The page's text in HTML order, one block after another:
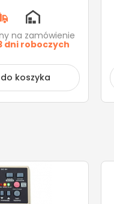
na zamówienie
dni roboczych
koszyka